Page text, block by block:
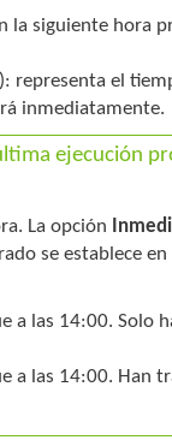
la siguiente hora
representa el
inmediatamente.
ejecución
La opción
se establece
a las 14:00. Solo
a las 14:00. Han